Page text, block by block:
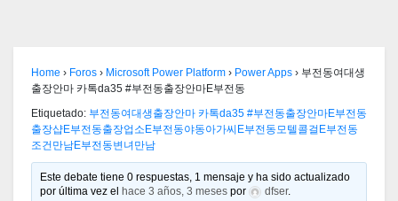
Home › Foros › Microsoft Power Platform › Power Apps › 부전동여대생
출장안마 카톡da35 #부전동출장안마Ε부전동
Etiquetado: 부전동여대생출장안마 카톡da35 #부전동출장안마Ε부전동
출장샵Ε부전동출장업소Ε부전동야동아가씨Ε부전동모텔콜걸Ε부전동
조건만남Ε부전동변녀만남
Este debate tiene 0 respuestas, 1 mensaje y ha sido actualizado
por última vez el
hace 3 años, 3 meses por dfser.